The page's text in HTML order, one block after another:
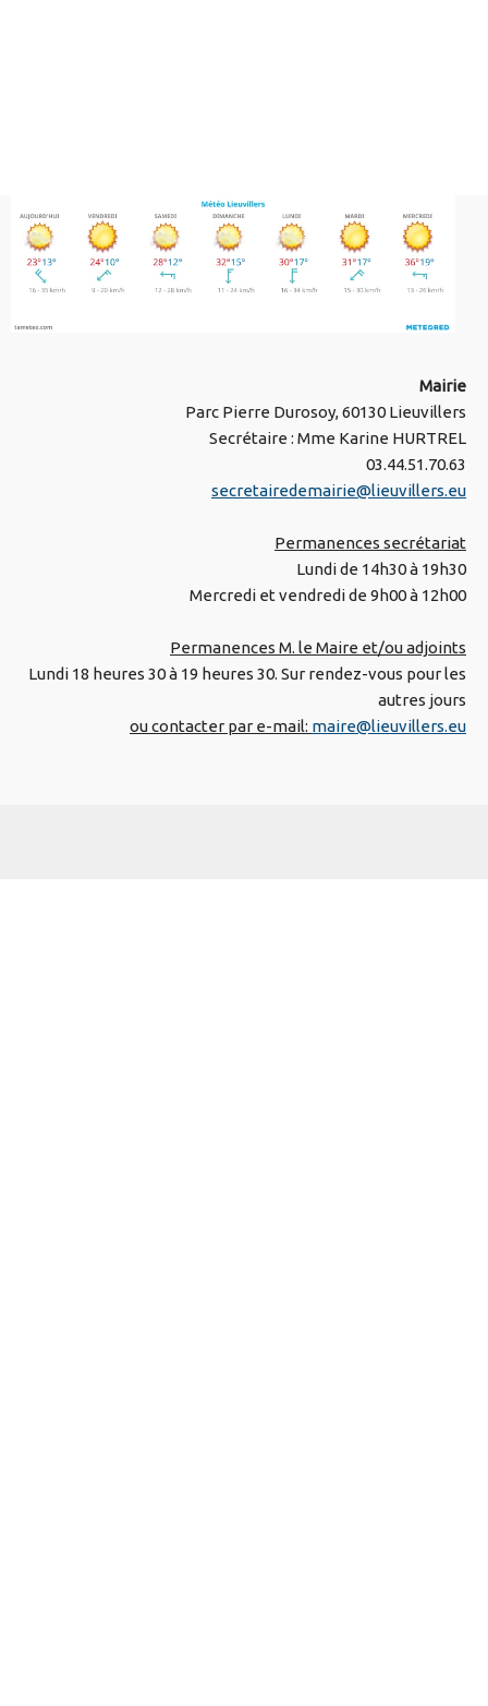
Mairie
Parc Pierre Durosoy, 60130 Lieuvillers
Secrétaire : Mme Karine HURTREL
03.44.51.70.63
secretairedemairie@lieuvillers.eu
Permanences secrétariat
Lundi de 14h30 à 19h30
Mercredi et vendredi de 9h00 à 12h00
Permanences M. le Maire et/ou adjoints
Lundi 18 heures 30 à 19 heures 30. Sur rendez-vous pour les
autres jours
ou contacter par e-mail: maire@lieuvillers.eu